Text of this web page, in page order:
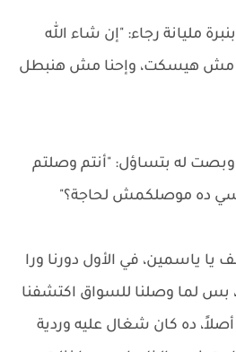
مليانة رجاء: "إن شاء الله
مش هيسكت، وإحنا مش هنبطل
له بتساؤل: "أنتم وصلتم
ده موصلكمش لحاجة؟"
يا ياسمين، في الأول دورنا ورا
بس لما وصلنا للسواق اكتشفنا
ده كان شغال عليه وردية